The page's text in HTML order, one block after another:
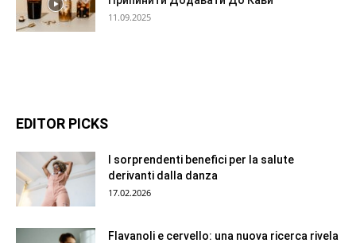
11.09.2025
EDITOR PICKS
I sorprendenti benefici per la salute
derivanti dalla danza
17.02.2026
Flavanoli e cervello: una nuova ricerca rivela